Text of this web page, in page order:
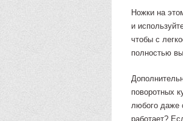
Ножки на
и
чтобы с
полностью
поворотных
любого даже
работает?